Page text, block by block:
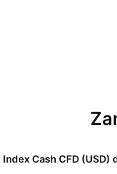
Index Cash CFD (USD)